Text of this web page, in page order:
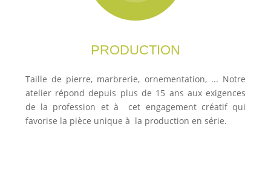
PRODUCTION
Taille de pierre, marbrerie, ornementation, ... Notre
atelier répond depuis plus de 15 ans aux exigences
de la profession et à cet engagement créatif qui
favorise la pièce unique à la production en série.